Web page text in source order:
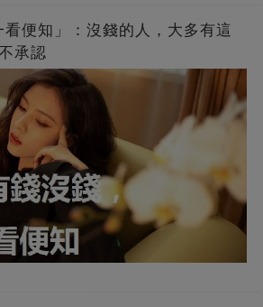
看便知」：沒錢的人，大多有這
承認